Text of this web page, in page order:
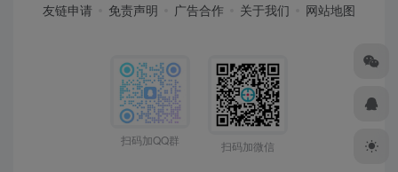
友链申请 免责声明 广告合作 关于我们 网站地图
扫码加QQ群 扫码加微信